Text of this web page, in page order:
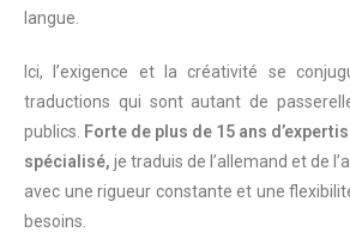
langue.
Ici, l’exigence et la créativité se
traductions qui sont autant de
publics. Forte de plus de 15 ans
spécialisé, je traduis de l’allemand et de
avec une rigueur constante et une
besoins.